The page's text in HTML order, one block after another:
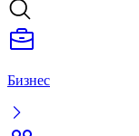
Бизнес